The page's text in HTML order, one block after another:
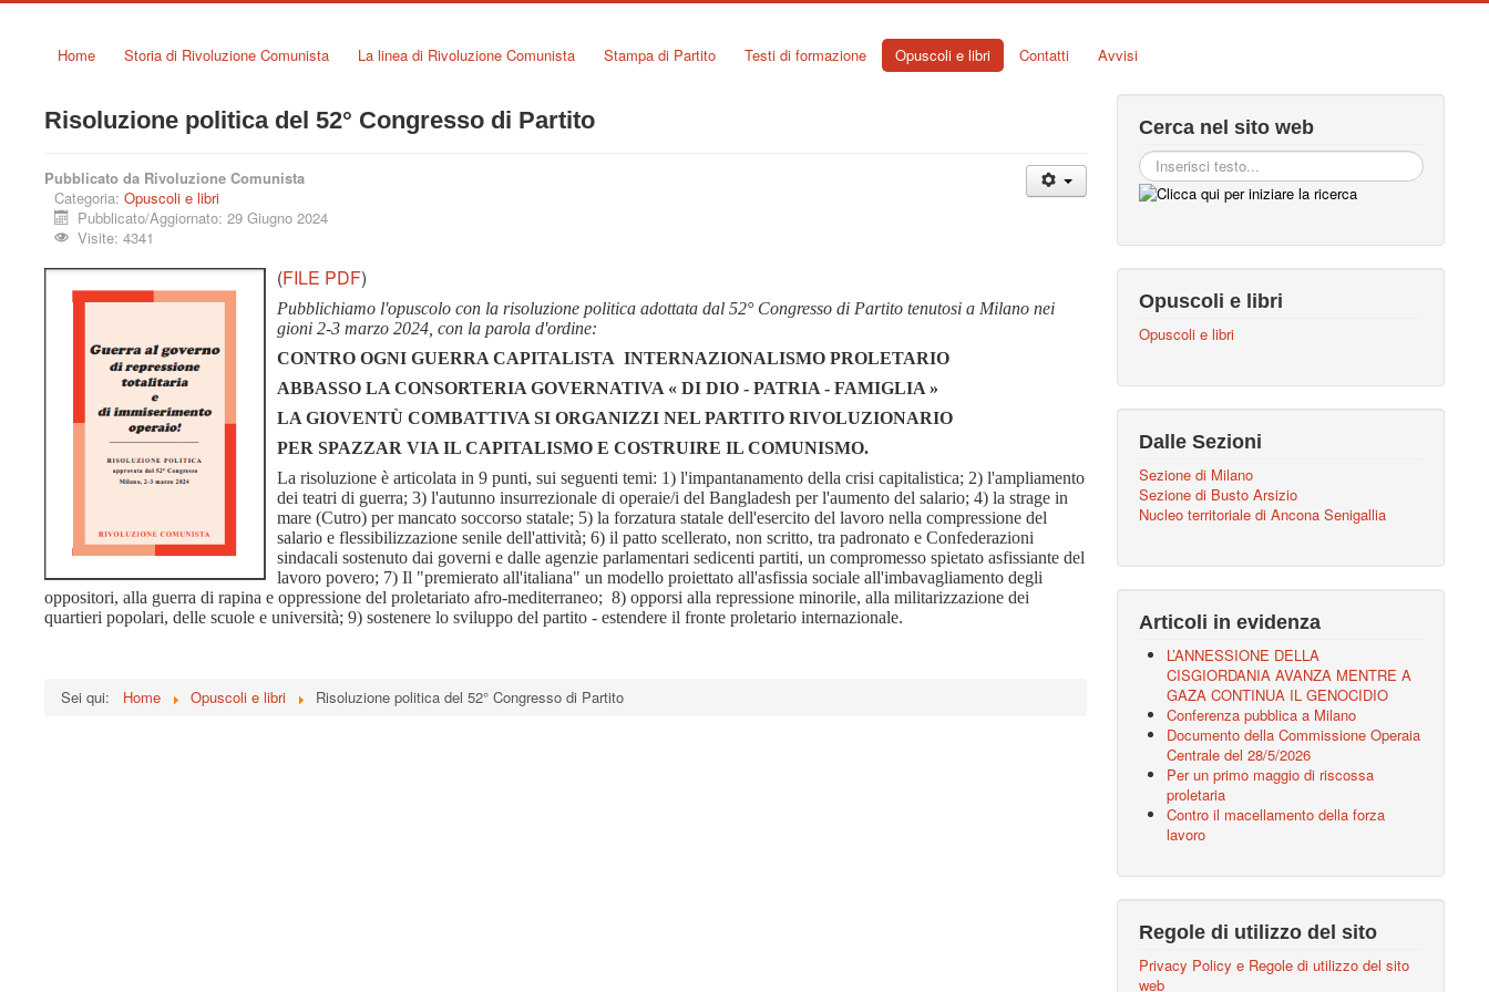
Home Storia di Rivoluzione Comunista La linea di Rivoluzione Comunista Stampa di Partito Testi di formazione Opuscoli e libri Contatti Avvisi
Risoluzione politica del 52° Congresso di Partito
Pubblicato da Rivoluzione Comunista
Categoria: Opuscoli e libri
Pubblicato/Aggiornato: 29 Giugno 2024
Visite: 4341
(FILE PDF)
Pubblichiamo l'opuscolo con la risoluzione politica adottata dal 52° Congresso di Partito tenutosi a Milano nei
gioni 2-3 marzo 2024, con la parola d'ordine:
CONTRO OGNI GUERRA CAPITALISTA INTERNAZIONALISMO PROLETARIO
ABBASSO LA CONSORTERIA GOVERNATIVA « DI DIO - PATRIA - FAMIGLIA »
LA GIOVENTÙ COMBATTIVA SI ORGANIZZI NEL PARTITO RIVOLUZIONARIO
PER SPAZZAR VIA IL CAPITALISMO E COSTRUIRE IL COMUNISMO.
La risoluzione è articolata in 9 punti, sui seguenti temi: 1) l'impantanamento della crisi capitalistica; 2) l'ampliamento
dei teatri di guerra; 3) l'autunno insurrezionale di operaie/i del Bangladesh per l'aumento del salario; 4) la strage in
mare (Cutro) per mancato soccorso statale; 5) la forzatura statale dell'esercito del lavoro nella compressione del
salario e flessibilizzazione senile dell'attività; 6) il patto scellerato, non scritto, tra padronato e Confederazioni
sindacali sostenuto dai governi e dalle agenzie parlamentari sedicenti partiti, un compromesso spietato asfissiante del
lavoro povero; 7) Il "premierato all'italiana" un modello proiettato all'asfissia sociale all'imbavagliamento degli
oppositori, alla guerra di rapina e oppressione del proletariato afro-mediterraneo; 8) opporsi alla repressione minorile, alla militarizzazione dei
quartieri popolari, delle scuole e università; 9) sostenere lo sviluppo del partito - estendere il fronte proletario internazionale.
Sei qui: Home Opuscoli e libri Risoluzione politica del 52° Congresso di Partito
Cerca nel sito web
Opuscoli e libri
Opuscoli e libri
Dalle Sezioni
Sezione di Milano
Sezione di Busto Arsizio
Nucleo territoriale di Ancona Senigallia
Articoli in evidenza
L’ANNESSIONE DELLA
CISGIORDANIA AVANZA MENTRE A
GAZA CONTINUA IL GENOCIDIO
Conferenza pubblica a Milano
Documento della Commissione Operaia
Centrale del 28/5/2026
Per un primo maggio di riscossa
proletaria
Contro il macellamento della forza
lavoro
Regole di utilizzo del sito
Privacy Policy e Regole di utilizzo del sito
web